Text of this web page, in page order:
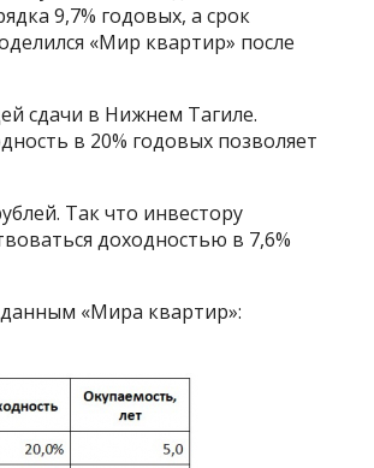
9,7% годовых, а срок
«Мир квартир» после
сдачи в Нижнем Тагиле.
в 20% годовых позволяет
Так что инвестору
доходностью в 7,6%
«Мира квартир»: